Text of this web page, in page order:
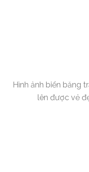
Hình ảnh biển băng
lên được vẻ